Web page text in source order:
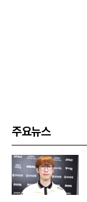
주요뉴스